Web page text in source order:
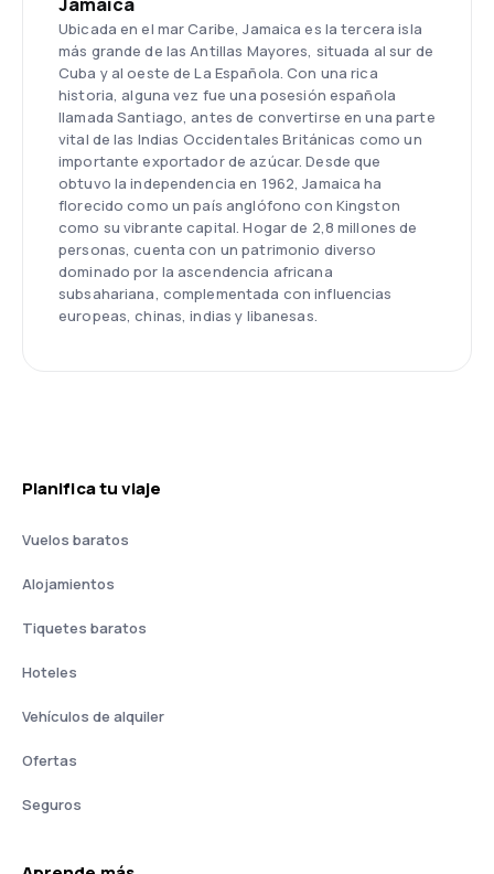
Ubicada en el mar Caribe, Jamaica es la tercera isla
más grande de las Antillas Mayores, situada al sur de
Cuba y al oeste de La Española. Con una rica
historia, alguna vez fue una posesión española
llamada Santiago, antes de convertirse en una parte
vital de las Indias Occidentales Británicas como un
importante exportador de azúcar. Desde que
obtuvo la independencia en 1962, Jamaica ha
florecido como un país anglófono con Kingston
como su vibrante capital. Hogar de 2,8 millones de
personas, cuenta con un patrimonio diverso
dominado por la ascendencia africana
subsahariana, complementada con influencias
europeas, chinas, indias y libanesas.
Planifica tu viaje
Vuelos baratos
Alojamientos
Tiquetes baratos
Hoteles
Vehículos de alquiler
Ofertas
Seguros